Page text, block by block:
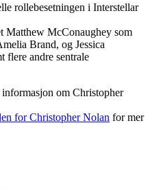
rollebesetningen i Interstellar
Matthew McConaughey som
Brand, og Jessica
flere andre sentrale
om Christopher
for Christopher Nolan for mer